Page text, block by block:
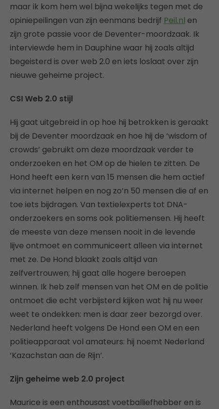
maar ik kom hem wel bijna wekelijks tegen met de
opiniepeilingen van zijn eenmans bedrijf Peil.nl en
zijn grote passie voor de Deventer-moordzaak. Ik
interviewde hem in Dauphine waar hij zoals altijd
begeisterd is over web 2.0 en iets loslaat over zijn
nieuwe geheime project.
CSI Web 2.0 stijl
Hij gaat uitgebreid in op hoe hij betrokken is geraakt
bij de Deventer moordzaak en hoe hij de ‘wisdom of
crowds’ gebruikt om deze moordzaak verder te
onderzoeken en het OM op de hielen te zitten. De
Hond heeft een kern van 15 mensen die hem actief
via internet helpen en nog zo’n 50 mensen die af en
toe iets bijdragen. Van textielexperts tot DNA-
onderzoekers en soms ook politiemensen. Hij heeft
de meeste van deze mensen nooit in de levende
lijve ontmoet en communiceert alleen via internet
met ze. De Hond blaakt zoals altijd van
zelfvertrouwen; hij gaat alle hogere beroepen
winnen. Ik heb zelf mensen van het OM en de politie
ontmoet die echt verbijsterd kijken wat hij nu weer
weet te ondekken: men is daar zeer bezorgd over.
Nederland heeft volgens De Hond een OM en een
politieapparaat vol amateurs: hij noemt Nederland
‘Kazachstan aan de Rijn’.
Zijn geheime web 2.0 project
Maurice is een enthousast voetballiefhebber en is